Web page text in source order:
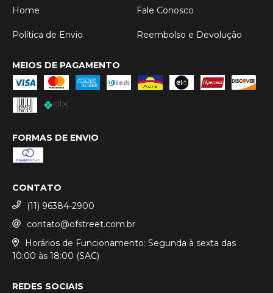
Home
Fale Conosco
Política de Envio Reembolso e Devolução
MEIOS DE PAGAMENTO
FORMAS DE ENVIO
CONTATO
(11) 96384-2900
contato@ofstreet.com.br
Horários de Funcionamento: Segunda à sexta das
10:00 às 18:00 (SAC)
REDES SOCIAIS